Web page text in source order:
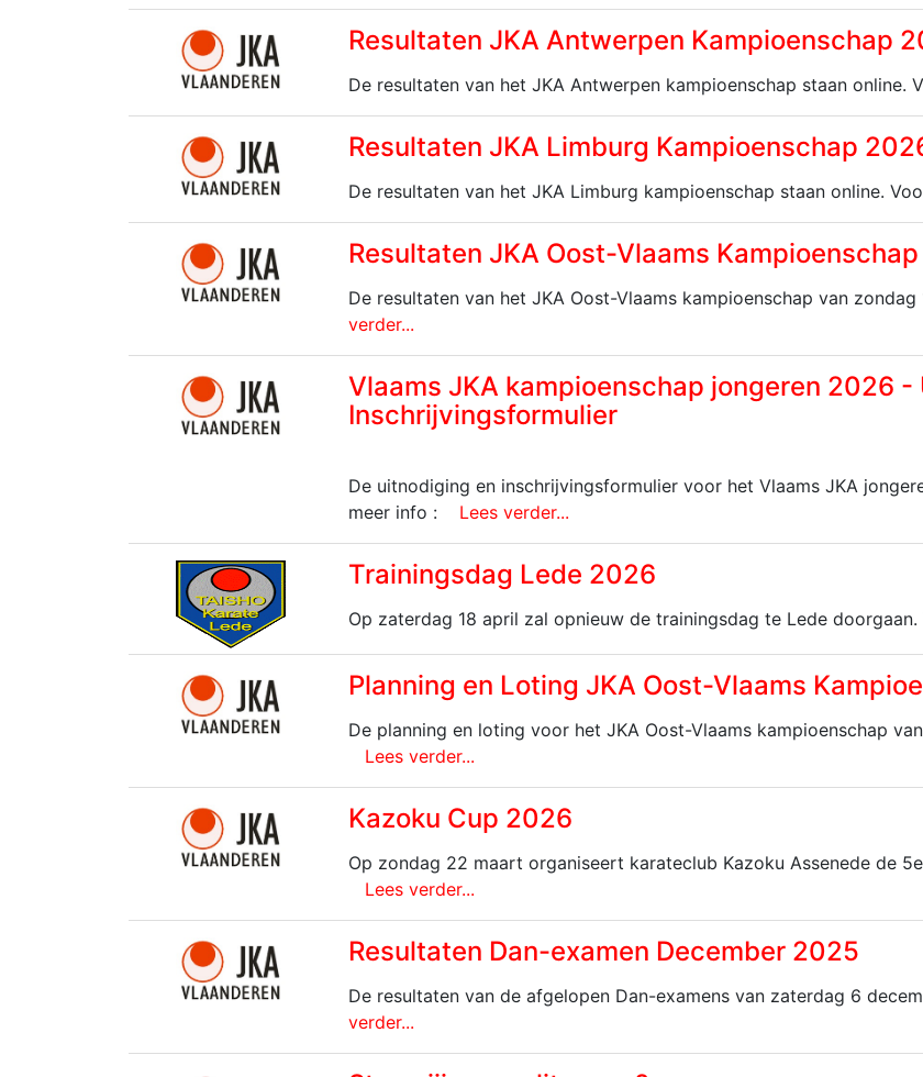
Resultaten JKA Antwerpen Kampioenschap
De resultaten van het JKA Antwerpen kampioenschap staan online.
Resultaten JKA Limburg Kampioenschap
De resultaten van het JKA Limburg kampioenschap staan online.
Resultaten JKA Oost-Vlaams
De resultaten van het JKA Oost-Vlaams kampioenschap van
verder...
Vlaams JKA kampioenschap jongeren 2026 -
Inschrijvingsformulier
De uitnodiging en inschrijvingsformulier voor het Vlaams JKA
meer info :
Lees verder...
Trainingsdag Lede 2026
Op zaterdag 18 april zal opnieuw de trainingsdag te Lede
Planning en Loting JKA Oost-Vlaams
De planning en loting voor het JKA Oost-Vlaams kampioenschap
Lees verder...
Kazoku Cup 2026
Op zondag 22 maart organiseert karateclub Kazoku Assenede de
Lees verder...
Resultaten Dan-examen December 2025
De resultaten van de afgelopen Dan-examens van zaterdag 6
verder...